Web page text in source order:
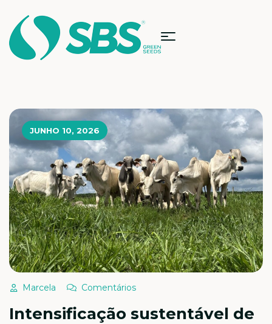
JUNHO 10, 2026
Marcela Comentários
Intensificação sustentável de